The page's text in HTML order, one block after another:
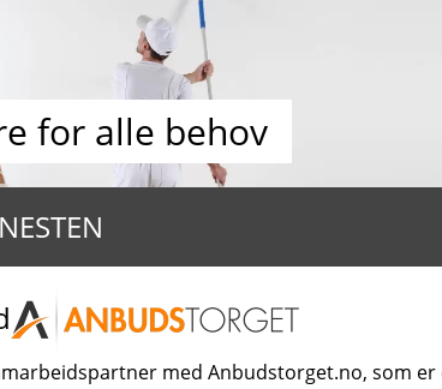
for alle behov
med Anbudstorget.no, som er